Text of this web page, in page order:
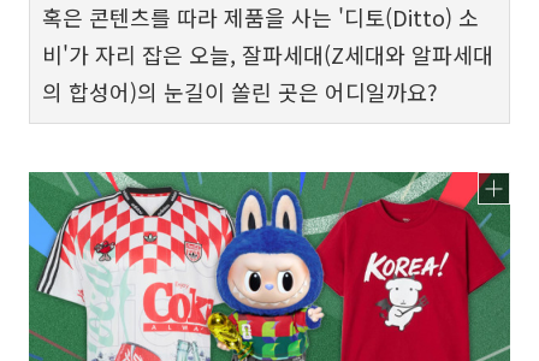
혹은 콘텐츠를 따라 제품을 사는 '디토(Ditto) 소
비'가 자리 잡은 오늘, 잘파세대(Z세대와 알파세대
의 합성어)의 눈길이 쏠린 곳은 어디일까요?